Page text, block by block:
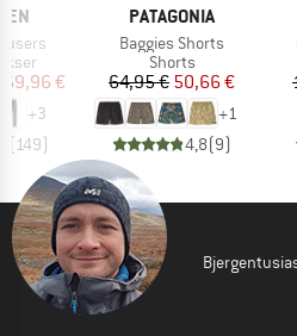
pris
€
+3
(149)
MÆRKE
PATAGONIA
Artikel
Baggies Shorts
Produktgruppe
Shorts
Pris
64,95 € Nedsat pris
50,66 €
+1
4,8(9)